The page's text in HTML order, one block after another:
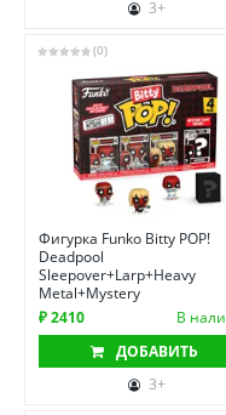
3+
(0)
Фигурка Funko Bitty POP!
Deadpool
Sleepover+Larp+Heavy
Metal+Mystery
₽ 2410
В
ДОБАВИТЬ
3+